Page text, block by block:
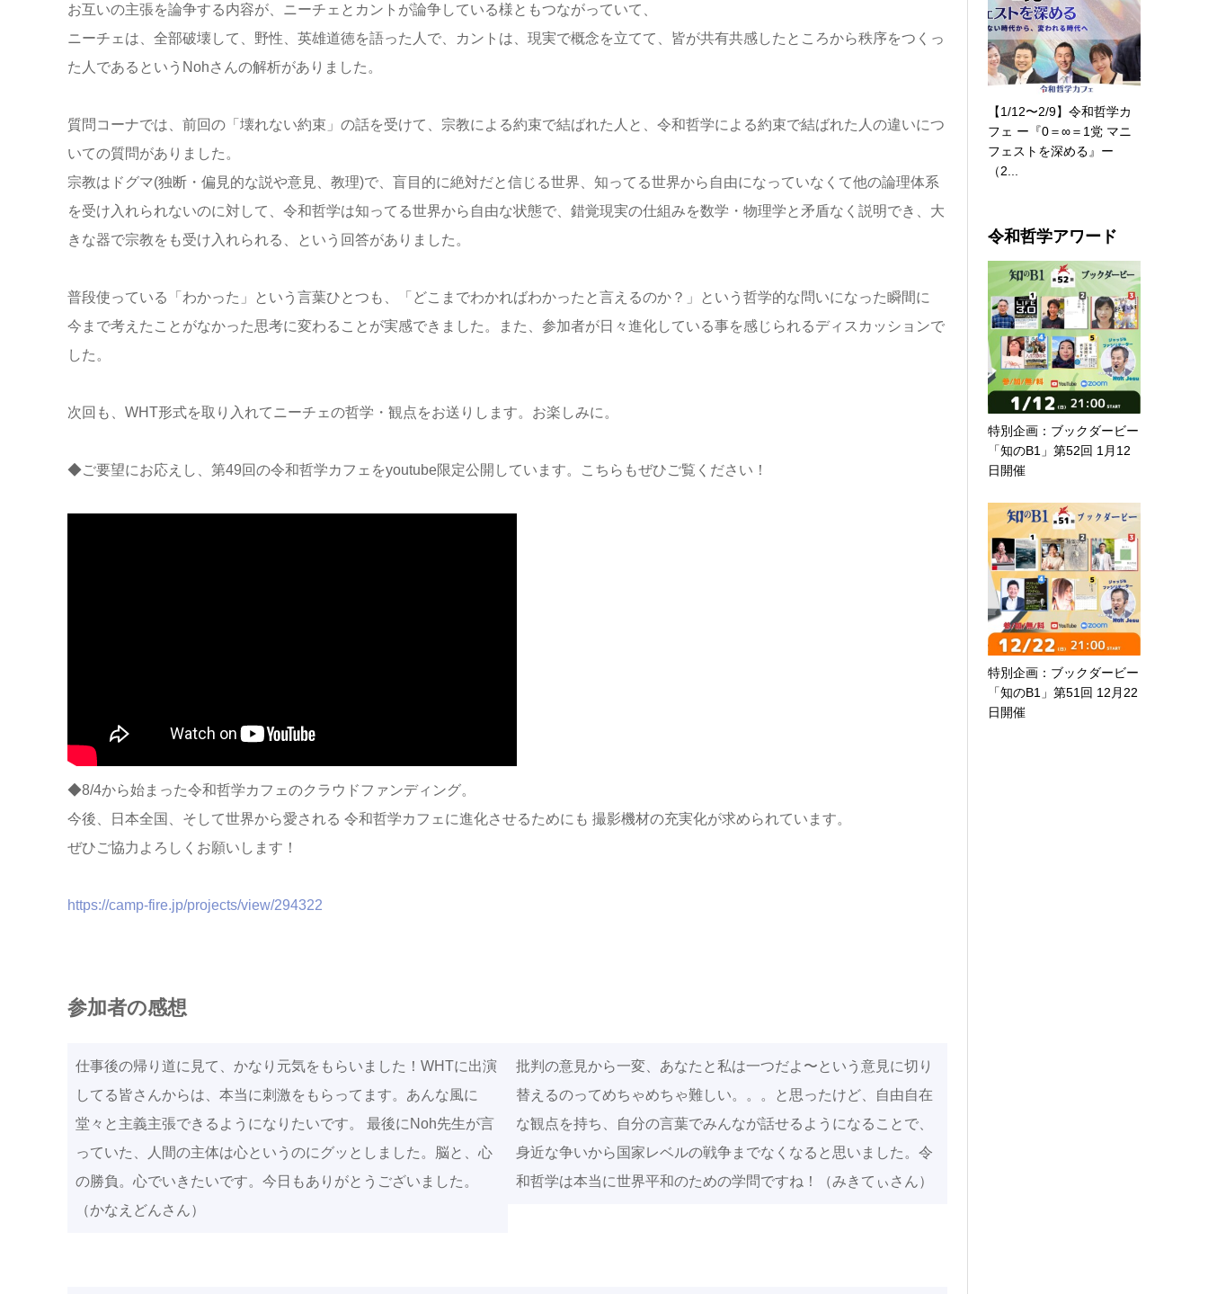
お互いの主張を論争する内容が、ニーチェとカントが論争している様ともつながっていて、
ニーチェは、全部破壊して、野性、英雄道徳を語った人で、カントは、現実で概念を立てて、皆が共有共感したところから秩序をつくっ
た人であるというNohさんの解析がありました。
質問コーナでは、前回の「壊れない約束」の話を受けて、宗教による約束で結ばれた人と、令和哲学による約束で結ばれた人の違いにつ
いての質問がありました。
宗教はドグマ(独断・偏見的な説や意見、教理)で、盲目的に絶対だと信じる世界、知ってる世界から自由になっていなくて他の論理体系
を受け入れられないのに対して、令和哲学は知ってる世界から自由な状態で、錯覚現実の仕組みを数学・物理学と矛盾なく説明でき、大
きな器で宗教をも受け入れられる、という回答がありました。
普段使っている「わかった」という言葉ひとつも、「どこまでわかればわかったと言えるのか？」という哲学的な問いになった瞬間に
今まで考えたことがなかった思考に変わることが実感できました。また、参加者が日々進化している事を感じられるディスカッションで
した。
次回も、WHT形式を取り入れてニーチェの哲学・観点をお送りします。お楽しみに。
◆ご要望にお応えし、第49回の令和哲学カフェをyoutube限定公開しています。こちらもぜひご覧ください！
◆8/4から始まった令和哲学カフェのクラウドファンディング。
今後、日本全国、そして世界から愛される 令和哲学カフェに進化させるためにも 撮影機材の充実化が求められています。
ぜひご協力よろしくお願いします！
https://camp-fire.jp/projects/view/294322
参加者の感想
仕事後の帰り道に見て、かなり元気をもらいました！WHTに出演
してる皆さんからは、本当に刺激をもらってます。あんな風に
堂々と主義主張できるようになりたいです。 最後にNoh先生が言
っていた、人間の主体は心というのにグッとしました。脳と、心
の勝負。心でいきたいです。今日もありがとうございました。
（かなえどんさん）
批判の意見から一変、あなたと私は一つだよ〜という意見に切り
替えるのってめちゃめちゃ難しい。。。と思ったけど、自由自在
な観点を持ち、自分の言葉でみんなが話せるようになることで、
身近な争いから国家レベルの戦争までなくなると思いました。令
和哲学は本当に世界平和のための学問ですね！（みきてぃさん）
【1/12〜2/9】令和哲学カ
フェ ー『0＝∞＝1党 マニ
フェストを深める』ー
（2...
令和哲学アワード
特別企画：ブックダービー
「知のB1」第52回 1月12
日開催
特別企画：ブックダービー
「知のB1」第51回 12月22
日開催